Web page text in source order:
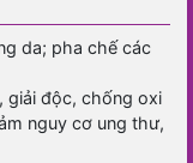
da; pha chế các
giải độc, chống oxi
nguy cơ ung thư,